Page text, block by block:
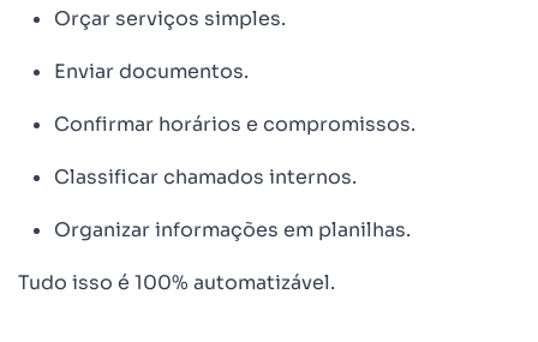
Orçar serviços simples.
Enviar documentos.
Confirmar horários e compromissos.
Classificar chamados internos.
Organizar informações em planilhas.
Tudo isso é 100% automatizável.